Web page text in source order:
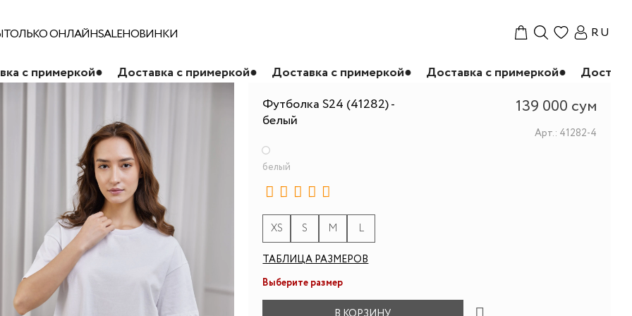
ТОЛЬКО ОНЛАЙНSALEНОВИНКИ RU
● Доставка с примеркой● Доставка с примеркой● Доставка с примеркой●
Доставка с
Футболка S24 (41282) -
белый
139 000 сум
Арт.: 41282-4
белый
XS S M L
ТАБЛИЦА РАЗМЕРОВ
Выберите размер